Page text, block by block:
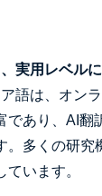
実用レベル
語は、オン
であり、AI翻
。多くの研究
います。